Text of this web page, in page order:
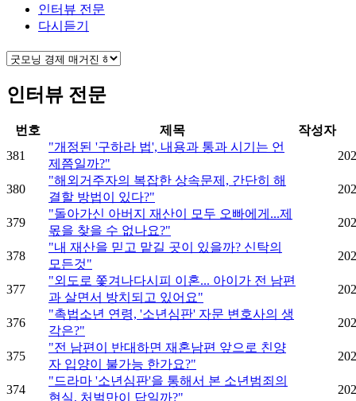
인터뷰 전문
다시듣기
인터뷰 전문
번호 제목
작성자
381
"개정된 '구하라 법', 내용과 통과 시기는 언
제쯤일까?"
380
"해외거주자의 복잡한 상속문제, 간단히 해
결할 방법이 있다?"
379
"돌아가신 아버지 재산이 모두 오빠에게...제
몫을 찾을 수 없나요?"
378
"내 재산을 믿고 맡길 곳이 있을까? 신탁의
모든것"
377
"외도로 쫓겨나다시피 이혼... 아이가 전 남편
과 살면서 방치되고 있어요"
376
"촉법소년 연령, '소년심판' 자문 변호사의 생
각은?"
375
"전 남편이 반대하면 재혼남편 앞으로 친양
자 입양이 불가능 한가요?"
374
"드라마 '소년심판'을 통해서 본 소년범죄의
현실, 처벌만이 답일까?"